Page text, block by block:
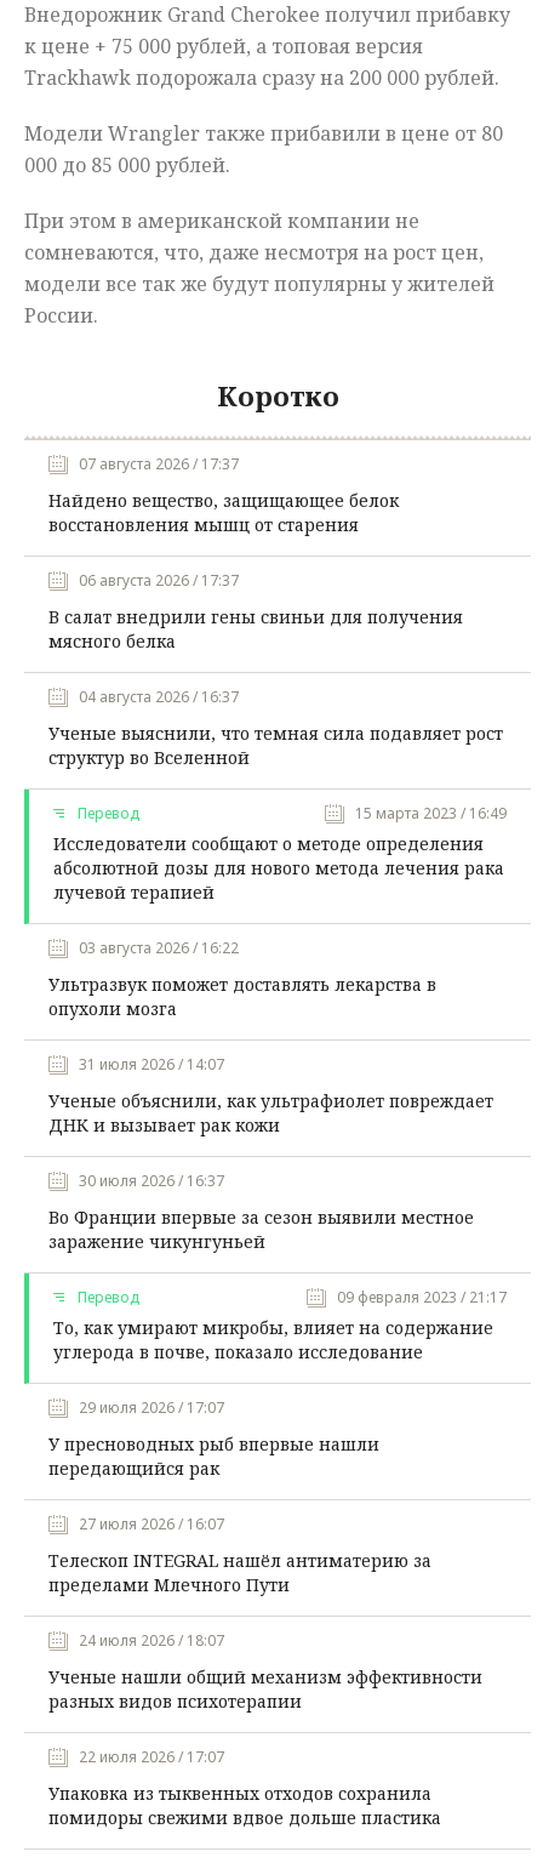
Внедорожник Grand Cherokee получил прибавку
к цене + 75 000 рублей, а топовая версия
Trackhawk подорожала сразу на 200 000 рублей.
Модели Wrangler также прибавили в цене от 80
000 до 85 000 рублей.
При этом в американской компании не
сомневаются, что, даже несмотря на рост цен,
модели все так же будут популярны у жителей
России.
Коротко
07 августа 2026 / 17:37
Найдено вещество, защищающее белок
восстановления мышц от старения
06 августа 2026 / 17:37
В салат внедрили гены свиньи для получения
мясного белка
04 августа 2026 / 16:37
Ученые выяснили, что темная сила подавляет рост
структур во Вселенной
Перевод 15 марта 2023 / 16:49
Исследователи сообщают о методе определения
абсолютной дозы для нового метода лечения рака
лучевой терапией
03 августа 2026 / 16:22
Ультразвук поможет доставлять лекарства в
опухоли мозга
31 июля 2026 / 14:07
Ученые объяснили, как ультрафиолет повреждает
ДНК и вызывает рак кожи
30 июля 2026 / 16:37
Во Франции впервые за сезон выявили местное
заражение чикунгуньей
Перевод 09 февраля 2023 / 21:17
То, как умирают микробы, влияет на содержание
углерода в почве, показало исследование
29 июля 2026 / 17:07
У пресноводных рыб впервые нашли
передающийся рак
27 июля 2026 / 16:07
Телескоп INTEGRAL нашёл антиматерию за
пределами Млечного Пути
24 июля 2026 / 18:07
Ученые нашли общий механизм эффективности
разных видов психотерапии
22 июля 2026 / 17:07
Упаковка из тыквенных отходов сохранила
помидоры свежими вдвое дольше пластика